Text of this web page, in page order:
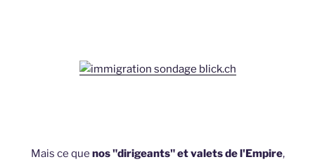
Mais ce que nos "dirigeants" et valets de l'Empire,